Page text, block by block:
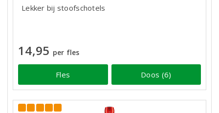
Lekker bij stoofschotels
14,95 per fles
Fles Doos (6)